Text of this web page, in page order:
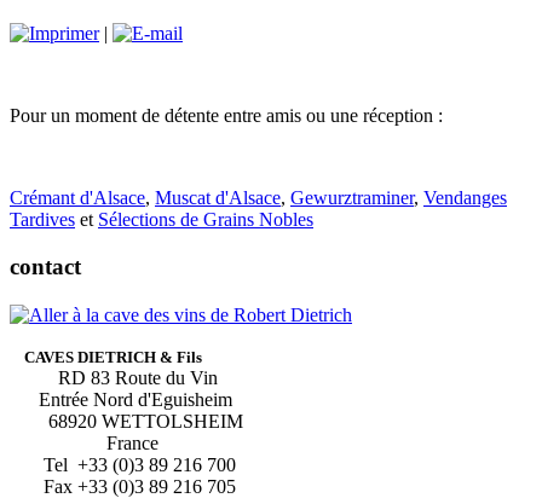
|
Pour un moment de détente entre amis ou une réception :
Crémant d'Alsace, Muscat d'Alsace, Gewurztraminer, Vendanges
Tardives et Sélections de Grains Nobles
contact
CAVES DIETRICH & Fils
RD 83 Route du Vin
Entrée Nord d'Eguisheim
68920 WETTOLSHEIM
France
Tel +33 (0)3 89 216 700
Fax +33 (0)3 89 216 705